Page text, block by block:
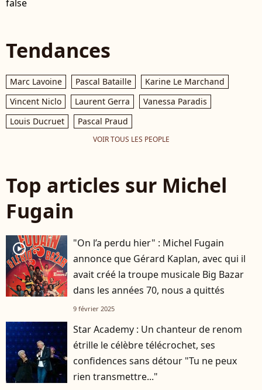
false
Tendances
Marc Lavoine Pascal Bataille
Karine Le Marchand
Vincent Niclo
Laurent Gerra
Vanessa Paradis
Louis Ducruet
Pascal Praud
VOIR TOUS LES PEOPLE
Top articles sur Michel
Fugain
player2
"On l’a perdu hier" : Michel Fugain
annonce que Gérard Kaplan, avec qui il
avait créé la troupe musicale Big Bazar
dans les années 70, nous a quittés
9 février 2025
Star Academy : Un chanteur de renom
étrille le célèbre télécrochet, ses
confidences sans détour "Tu ne peux
rien transmettre..."